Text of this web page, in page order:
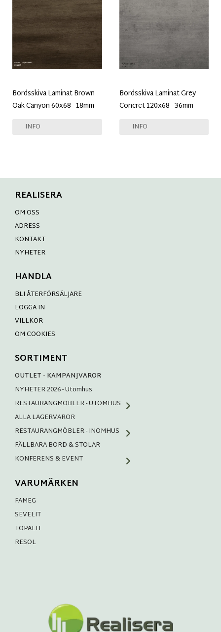
Bordsskiva Laminat Brown
Oak Canyon 60x68 - 18mm
INFO
Bordsskiva Laminat Grey
Concret 120x68 - 36mm
INFO
REALISERA
OM OSS
ADRESS
KONTAKT
NYHETER
HANDLA
BLI ÅTERFÖRSÄLJARE
LOGGA IN
VILLKOR
OM COOKIES
SORTIMENT
OUTLET - KAMPANJVAROR
NYHETER 2026 - Utomhus
RESTAURANGMÖBLER - UTOMHUS
ALLA LAGERVAROR
RESTAURANGMÖBLER - INOMHUS
FÄLLBARA BORD & STOLAR
KONFERENS & EVENT
VARUMÄRKEN
FAMEG
SEVELIT
TOPALIT
RESOL